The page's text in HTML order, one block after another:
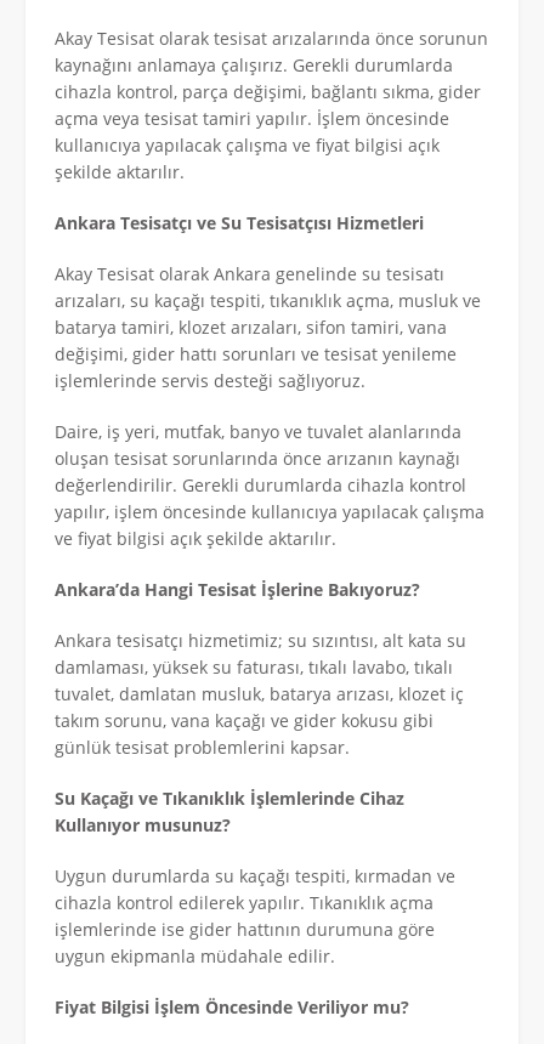
Akay Tesisat olarak tesisat arızalarında önce sorunun
kaynağını anlamaya çalışırız. Gerekli durumlarda
cihazla kontrol, parça değişimi, bağlantı sıkma, gider
açma veya tesisat tamiri yapılır. İşlem öncesinde
kullanıcıya yapılacak çalışma ve fiyat bilgisi açık
şekilde aktarılır.
Ankara Tesisatçı ve Su Tesisatçısı Hizmetleri
Akay Tesisat olarak Ankara genelinde su tesisatı
arızaları, su kaçağı tespiti, tıkanıklık açma, musluk ve
batarya tamiri, klozet arızaları, sifon tamiri, vana
değişimi, gider hattı sorunları ve tesisat yenileme
işlemlerinde servis desteği sağlıyoruz.
Daire, iş yeri, mutfak, banyo ve tuvalet alanlarında
oluşan tesisat sorunlarında önce arızanın kaynağı
değerlendirilir. Gerekli durumlarda cihazla kontrol
yapılır, işlem öncesinde kullanıcıya yapılacak çalışma
ve fiyat bilgisi açık şekilde aktarılır.
Ankara’da Hangi Tesisat İşlerine Bakıyoruz?
Ankara tesisatçı hizmetimiz; su sızıntısı, alt kata su
damlaması, yüksek su faturası, tıkalı lavabo, tıkalı
tuvalet, damlatan musluk, batarya arızası, klozet iç
takım sorunu, vana kaçağı ve gider kokusu gibi
günlük tesisat problemlerini kapsar.
Su Kaçağı ve Tıkanıklık İşlemlerinde Cihaz
Kullanıyor musunuz?
Uygun durumlarda su kaçağı tespiti, kırmadan ve
cihazla kontrol edilerek yapılır. Tıkanıklık açma
işlemlerinde ise gider hattının durumuna göre
uygun ekipmanla müdahale edilir.
Fiyat Bilgisi İşlem Öncesinde Veriliyor mu?